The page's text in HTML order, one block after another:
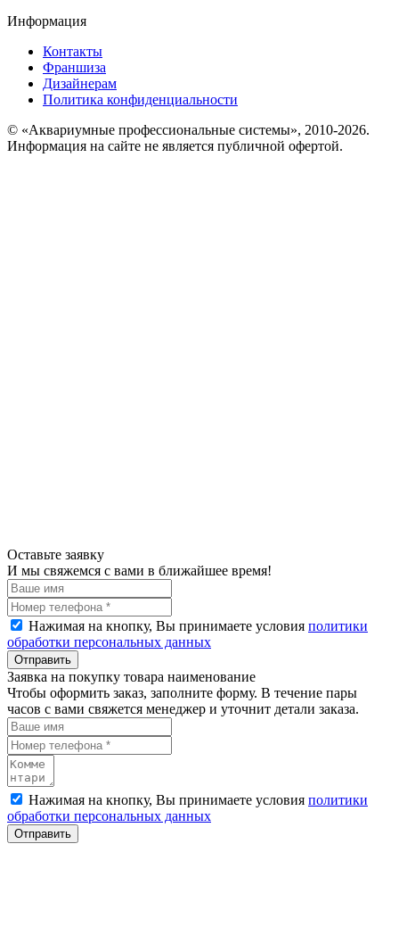
Информация
Контакты
Франшиза
Дизайнерам
Политика конфиденциальности
© «Аквариумные профессиональные системы», 2010-2026.
Информация на сайте не является публичной офертой.
Оставьте заявку
И мы свяжемся с вами в ближайшее время!
Нажимая на кнопку, Вы принимаете условия политики
обработки персональных данных
Отправить
Заявка на покупку товара наименование
Чтобы оформить заказ, заполните форму. В течение пары
часов с вами свяжется менеджер и уточнит детали заказа.
Нажимая на кнопку, Вы принимаете условия политики
обработки персональных данных
Отправить